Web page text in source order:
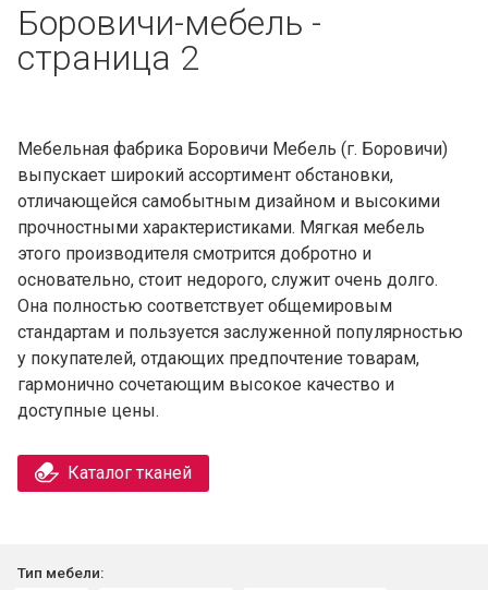
Боровичи-мебель -
страница 2
Мебельная фабрика Боровичи Мебель (г. Боровичи)
выпускает широкий ассортимент обстановки,
отличающейся самобытным дизайном и высокими
прочностными характеристиками. Мягкая мебель
этого производителя смотрится добротно и
основательно, стоит недорого, служит очень долго.
Она полностью соответствует общемировым
стандартам и пользуется заслуженной популярностью
у покупателей, отдающих предпочтение товарам,
гармонично сочетающим высокое качество и
доступные цены.
Каталог тканей
Тип мебели: